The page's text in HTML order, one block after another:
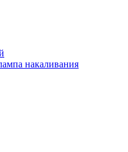
накаливания